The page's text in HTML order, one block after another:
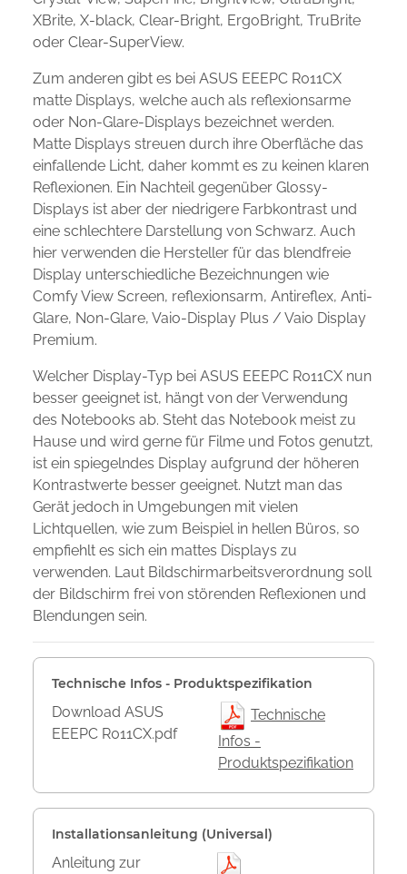
XBrite, X-black, Clear-Bright, ErgoBright, TruBrite
oder Clear-SuperView.
Zum anderen gibt es bei ASUS EEEPC R011CX
matte Displays, welche auch als reflexionsarme
oder Non-Glare-Displays bezeichnet werden.
Matte Displays streuen durch ihre Oberfläche das
einfallende Licht, daher kommt es zu keinen klaren
Reflexionen. Ein Nachteil gegenüber Glossy-
Displays ist aber der niedrigere Farbkontrast und
eine schlechtere Darstellung von Schwarz. Auch
hier verwenden die Hersteller für das blendfreie
Display unterschiedliche Bezeichnungen wie
Comfy View Screen, reflexionsarm, Antireflex, Anti-
Glare, Non-Glare, Vaio-Display Plus / Vaio Display
Premium.
Welcher Display-Typ bei ASUS EEEPC R011CX nun
besser geeignet ist, hängt von der Verwendung
des Notebooks ab. Steht das Notebook meist zu
Hause und wird gerne für Filme und Fotos genutzt,
ist ein spiegelndes Display aufgrund der höheren
Kontrastwerte besser geeignet. Nutzt man das
Gerät jedoch in Umgebungen mit vielen
Lichtquellen, wie zum Beispiel in hellen Büros, so
empfiehlt es sich ein mattes Displays zu
verwenden. Laut Bildschirmarbeitsverordnung soll
der Bildschirm frei von störenden Reflexionen und
Blendungen sein.
Technische Infos - Produktspezifikation
Download ASUS
EEEPC R011CX.pdf
Technische
Infos -
Produktspezifikation
Installationsanleitung (Universal)
Anleitung zur